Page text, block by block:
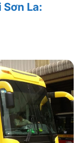
La: